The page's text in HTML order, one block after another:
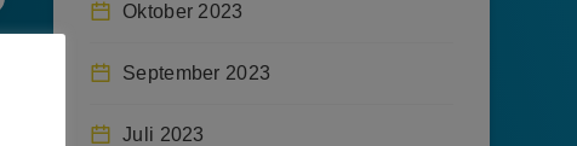
Oktober 2023
September 2023
Juli 2023